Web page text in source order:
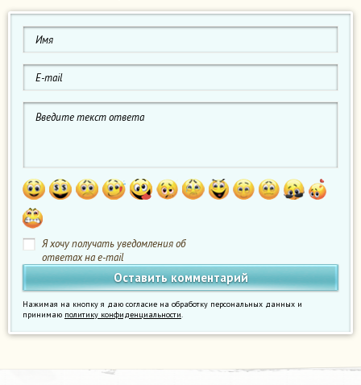
Я хочу получать уведомления об
ответах на e-mail
Нажимая на кнопку я даю согласие на обработку персональных данных и
принимаю политику конфиденциальности.